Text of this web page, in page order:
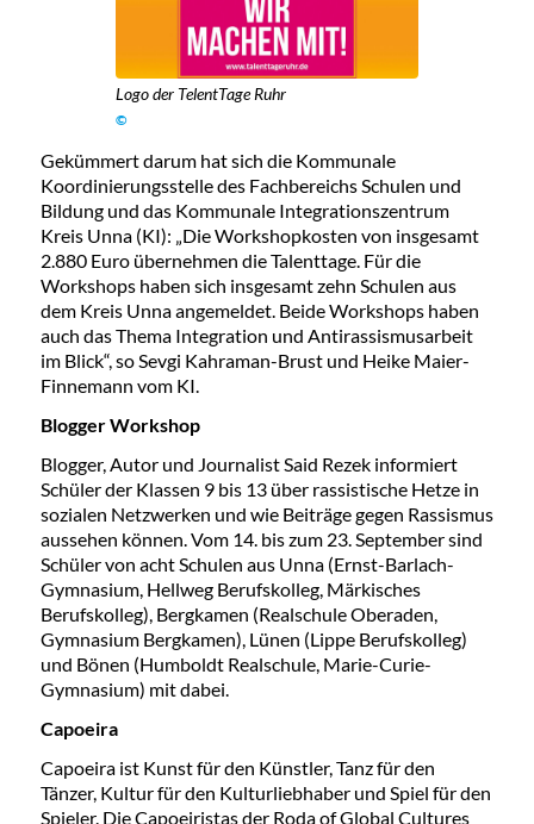
Logo der TelentTage Ruhr
©
Gekümmert darum hat sich die Kommunale
Koordinierungsstelle des Fachbereichs Schulen und
Bildung und das Kommunale Integrationszentrum
Kreis Unna (KI): „Die Workshopkosten von insgesamt
2.880 Euro übernehmen die Talenttage. Für die
Workshops haben sich insgesamt zehn Schulen aus
dem Kreis Unna angemeldet. Beide Workshops haben
auch das Thema Integration und Antirassismusarbeit
im Blick“, so Sevgi Kahraman-Brust und Heike Maier-
Finnemann vom KI.
Blogger Workshop
Blogger, Autor und Journalist Said Rezek informiert
Schüler der Klassen 9 bis 13 über rassistische Hetze in
sozialen Netzwerken und wie Beiträge gegen Rassismus
aussehen können. Vom 14. bis zum 23. September sind
Schüler von acht Schulen aus Unna (Ernst-Barlach-
Gymnasium, Hellweg Berufskolleg, Märkisches
Berufskolleg), Bergkamen (Realschule Oberaden,
Gymnasium Bergkamen), Lünen (Lippe Berufskolleg)
und Bönen (Humboldt Realschule, Marie-Curie-
Gymnasium) mit dabei.
Capoeira
Capoeira ist Kunst für den Künstler, Tanz für den
Tänzer, Kultur für den Kulturliebhaber und Spiel für den
Spieler. Die Capoeiristas der Roda of Global Cultures